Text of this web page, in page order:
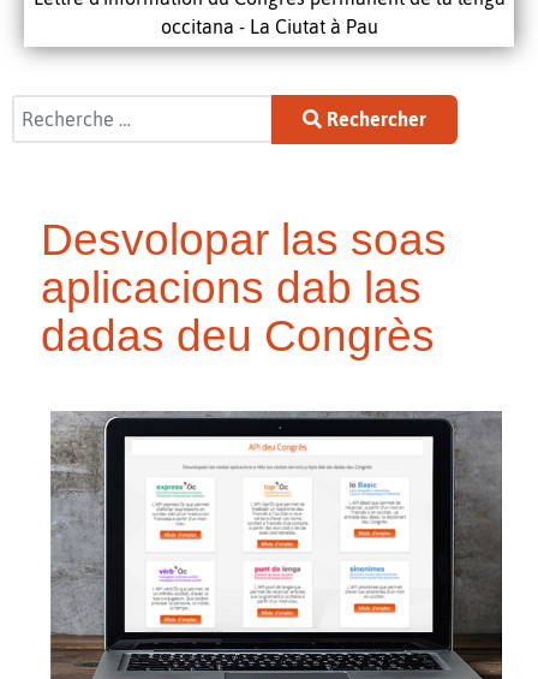
occitana - La Ciutat à Pau
Rechercher
Rechercher
Desvolopar las soas
aplicacions dab las
dadas deu Congrès